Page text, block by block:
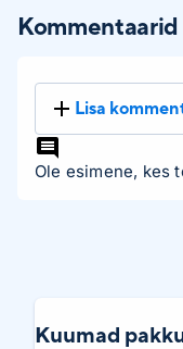
Kommentaarid
Lisa
Ole esimene, kes
Kuumad